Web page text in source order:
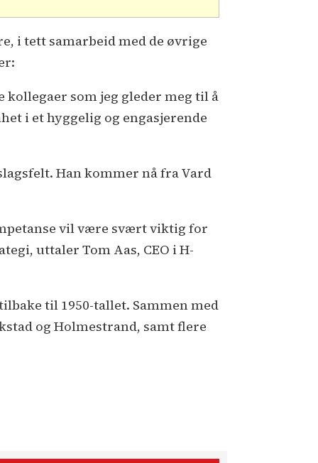
i tett samarbeid med de øvrige
kollegaer som jeg gleder meg til å
i et hyggelig og engasjerende
Han kommer nå fra Vard
vil være svært viktig for
uttaler Tom Aas, CEO i H-
til 1950-tallet. Sammen med
og Holmestrand, samt flere